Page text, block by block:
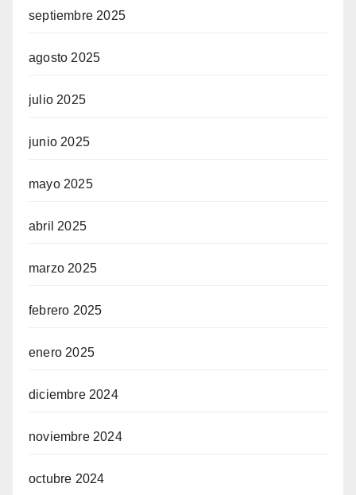
septiembre 2025
agosto 2025
julio 2025
junio 2025
mayo 2025
abril 2025
marzo 2025
febrero 2025
enero 2025
diciembre 2024
noviembre 2024
octubre 2024